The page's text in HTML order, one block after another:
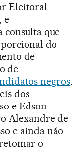
Eleitoral
e
consulta que
do
de
de
negros.
dos
e Edson
Alexandre de
e ainda não
o